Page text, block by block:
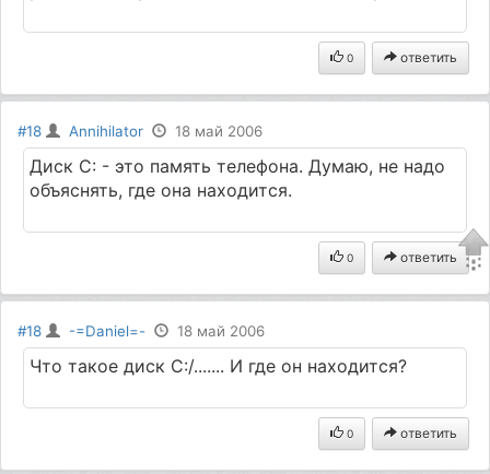
0 ответить
#18 Annihilator 18 май 2006
Диск C: - это память телефона. Думаю, не надо
объяснять, где она находится.
0 ответить
#18 -=Daniel=- 18 май 2006
Что такое диск С:/....... И где он находится?
0 ответить